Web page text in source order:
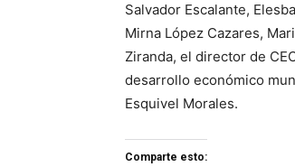
Salvador Escalante,
Mirna López Cazares,
Ziranda, el director de
desarrollo económico
Esquivel Morales.
Comparte esto: